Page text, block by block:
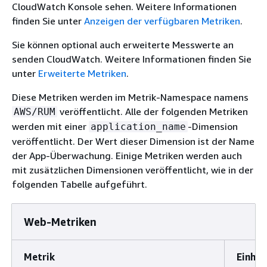
CloudWatch Konsole sehen. Weitere Informationen
finden Sie unter Anzeigen der verfügbaren Metriken.
Sie können optional auch erweiterte Messwerte an
senden CloudWatch. Weitere Informationen finden Sie
unter Erweiterte Metriken.
Diese Metriken werden im Metrik-Namespace namens
AWS/RUM veröffentlicht. Alle der folgenden Metriken
werden mit einer application_name -Dimension
veröffentlicht. Der Wert dieser Dimension ist der Name
der App-Überwachung. Einige Metriken werden auch
mit zusätzlichen Dimensionen veröffentlicht, wie in der
folgenden Tabelle aufgeführt.
Web-Metriken
Metrik